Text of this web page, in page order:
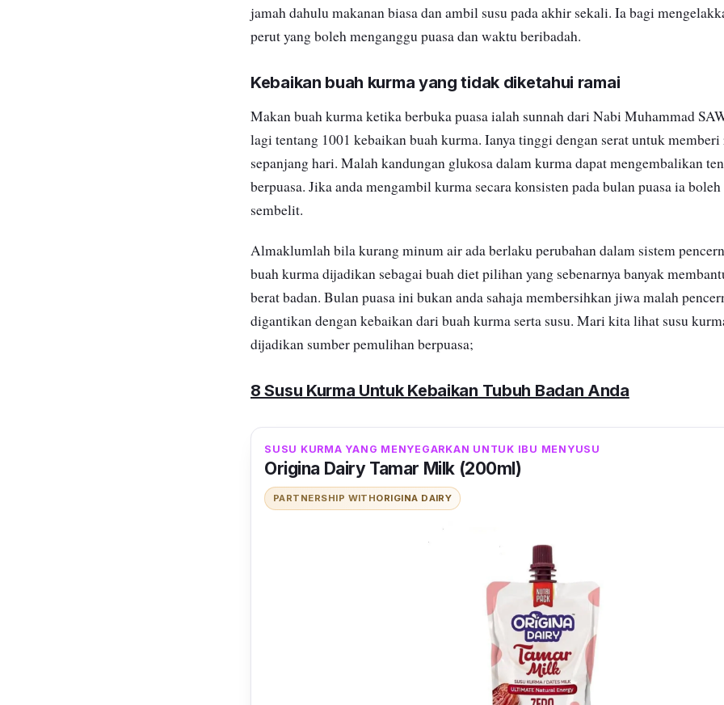
jamah dahulu makanan biasa dan ambil susu pada akhir sekali. Ia bagi
perutyang bolehmenganggu puasa dan waktu beribadah.
Kebaikan buah kurma yang tidak diketahui ramai
Makan buah kurma ketika berbuka puasa ialah sunnah dari Nabi Muhammad
lagi tentang 1001 kebaikan buah kurma. Ianya tinggi dengan serat untuk memberi
sepanjang hari. Malah kandungan glukosa dalam kurma dapat mengembalikan
berpuasa. Jika anda mengambil kurma secara konsisten pada bulan puasa ia
sembelit.
Almaklumlah bila kurang minum air ada berlaku perubahan dalam sistem
buah kurma dijadikan sebagai buah diet pilihan yang sebenarnya banyak
berat badan. Bulan puasa ini bukan anda sahaja membersihkan jiwa malah
digantikan dengan kebaikan dari buah kurma serta susu. Mari kita lihat susu
dijadikan sumber pemulihan berpuasa;
8 Susu Kurma Untuk Kebaikan Tubuh Badan Anda
SUSU KURMA YANG MENYEGARKAN UNTUK IBU MENYUSU
Origina Dairy Tamar Milk (200ml)
PARTNERSHIP WITHORIGINA DAIRY